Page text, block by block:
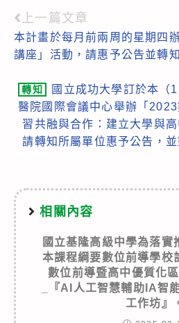
Read
more
上一篇文章
本計畫於每月前兩周的星期四
講座」活動，請惠予公告並轉
轉知
國立成功大學訂於本（
醫院國際會議中心舉辦「
習共融與合作：建立大學與
請轉知所屬單位惠予公告，
相關內容
國立基隆高級中學為落實
本課程綱要數位前導學校
數位前導暨高中優質化
_『AI人工智慧輔助IA智
工作坊』